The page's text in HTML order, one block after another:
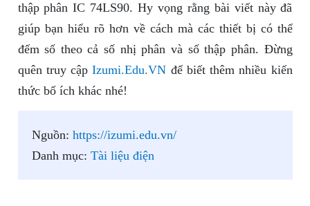
thập phân IC 74LS90. Hy vọng rằng bài viết này đã
giúp bạn hiểu rõ hơn về cách mà các thiết bị có thể
đếm số theo cả số nhị phân và số thập phân. Đừng
quên truy cậpIzumi.Edu.VN để biết thêm nhiều kiến
thức bổ ích khác nhé!
Nguồn: https://izumi.edu.vn/
Danh mục: Tài liệu điện